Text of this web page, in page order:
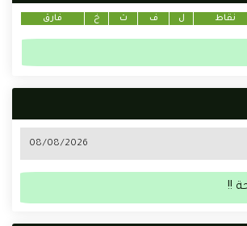
نقاط ل ف ت خ فارق
!!